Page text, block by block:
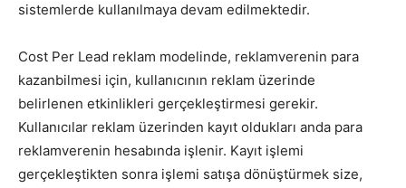
UI/UX
sistemlerde kullanılmaya devam edilmektedir.
Cost Per Lead reklam modelinde, reklamverenin para
kazanbilmesi için, kullanıcının reklam üzerinde
belirlenen etkinlikleri gerçekleştirmesi gerekir.
Kullanıcılar reklam üzerinden kayıt oldukları anda para
reklamverenin hesabında işlenir. Kayıt işlemi
gerçekleştikten sonra işlemi satışa dönüştürmek size,